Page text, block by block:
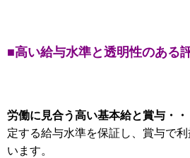
■高い給与水準と透明性のある
労働に見合う高い基本給と賞与・・
定する給与水準を保証し、賞与で
います。